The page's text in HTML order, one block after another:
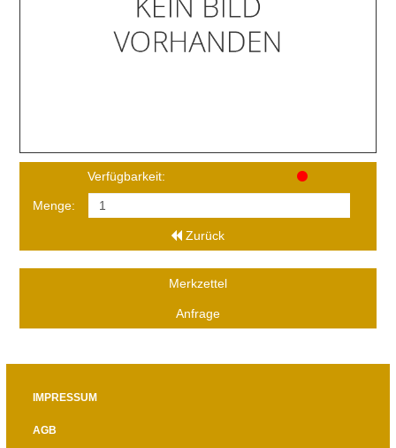
Verfügbarkeit:
Menge:
Zurück
Merkzettel
Anfrage
IMPRESSUM
AGB